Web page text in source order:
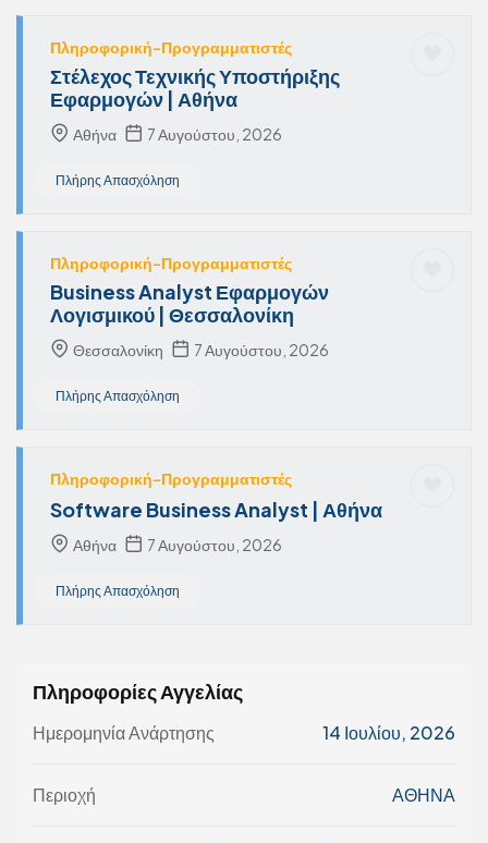
Πληροφορική-Προγραμματιστές
Στέλεχος Τεχνικής Υποστήριξης
Εφαρμογών | Αθήνα
Αθήνα 7 Αυγούστου, 2026
Πλήρης Απασχόληση
Πληροφορική-Προγραμματιστές
Business Analyst Εφαρμογών
Λογισμικού | Θεσσαλονίκη
Θεσσαλονίκη 7 Αυγούστου, 2026
Πλήρης Απασχόληση
Πληροφορική-Προγραμματιστές
Software Business Analyst | Αθήνα
Αθήνα 7 Αυγούστου, 2026
Πλήρης Απασχόληση
Πληροφορίες Αγγελίας
Ημερομηνία Ανάρτησης 14 Ιουλίου, 2026
Περιοχή ΑΘΗΝΑ